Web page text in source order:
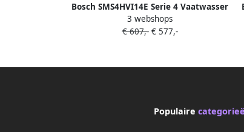
Bosch SMS4HVI14E Serie 4 Vaatwasser
Vrijstaande vaatwasser 60 cm
Geborsteld staal Energielabel C Extra
3 webshops
€ 607,-€ 577,-
Populaire